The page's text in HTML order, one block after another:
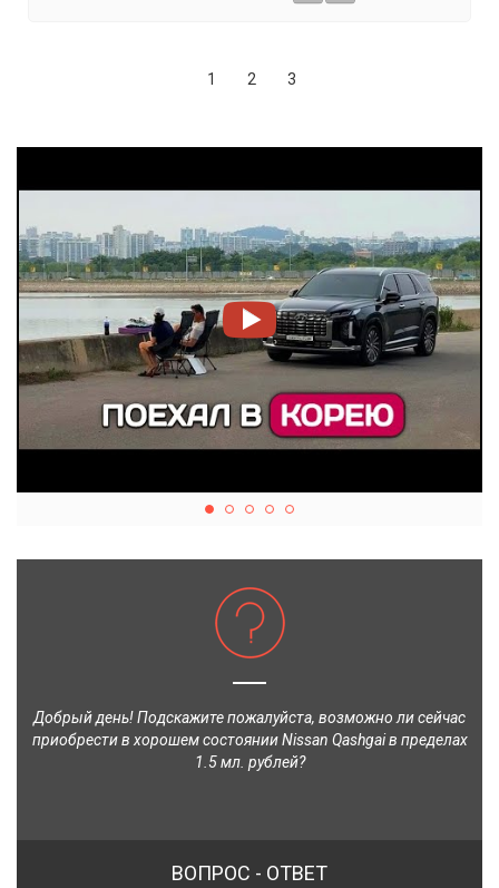
1 2 3
Добрый день! Подскажите пожалуйста, возможно ли сейчас
приобрести в хорошем состоянии Nissan Qashgai в пределах
1.5 мл. рублей?
ВОПРОС - ОТВЕТ